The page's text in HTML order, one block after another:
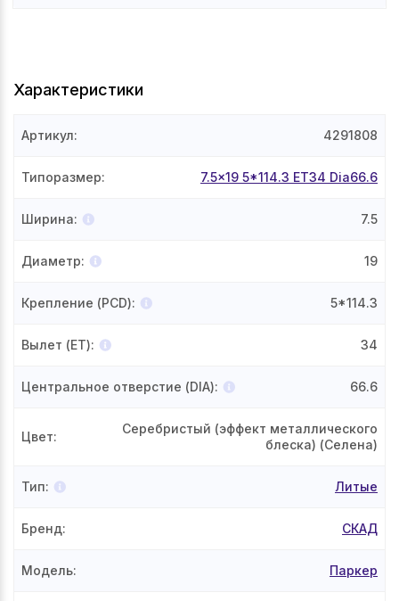
Характеристики
Артикул: 4291808
Типоразмер: 7.5x19 5*114.3 ET34 Dia66.6
Ширина: 7.5
Диаметр: 19
Крепление (PCD): 5*114.3
Вылет (ET): 34
Центральное отверстие (DIA): 66.6
Цвет:
Серебристый (эффект металлического
блеска) (Селена)
Тип: Литые
Бренд: СКАД
Модель: Паркер